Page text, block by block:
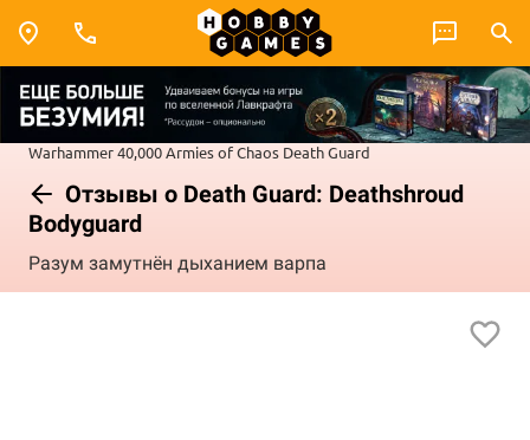
Warhammer 40,000Armies of Chaos Death Guard
Отзывы о Death Guard: Deathshroud
Bodyguard
Разум замутнён дыханием варпа